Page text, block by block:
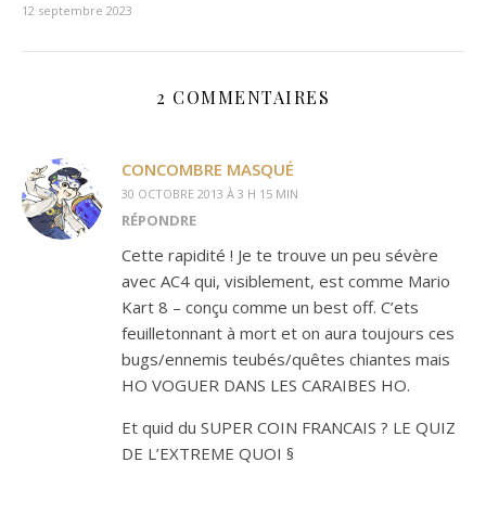
12 septembre 2023
2 COMMENTAIRES
CONCOMBRE MASQUÉ
30 OCTOBRE 2013 À 3 H 15 MIN
RÉPONDRE
Cette rapidité ! Je te trouve un peu sévère
avec AC4 qui, visiblement, est comme Mario
Kart 8 – conçu comme un best off. C’ets
feuilletonnant à mort et on aura toujours ces
bugs/ennemis teubés/quêtes chiantes mais
HO VOGUER DANS LES CARAIBES HO.
Et quid du SUPER COIN FRANCAIS ? LE QUIZ
DE L’EXTREME QUOI §